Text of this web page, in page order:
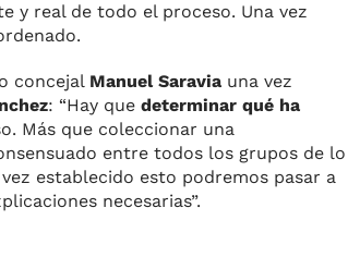
y real de todo el proceso. Una vez
concejal Manuel Saravia una vez
: “Hay que determinar qué ha
Más que coleccionar una
entre todos los grupos de lo
establecido esto podremos pasar a
necesarias”.